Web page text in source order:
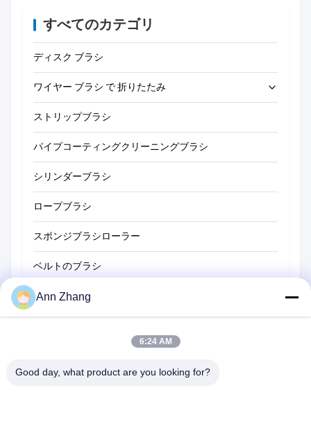
すべてのカテゴリ
ディスク ブラシ
ワイヤー ブラシ で 折りたたみ
管のクリーニング ブラシ
わらのクリーニング ブラシ
ストリップブラシ
パイプコーティングクリーニングブラシ
シリンダーブラシ
ロープブラシ
スポンジブラシローラー
ベルトのブラシ
ロープクリーニングブラシ
Ann Zhang
6:24 AM
Good day, what product are you looking for?